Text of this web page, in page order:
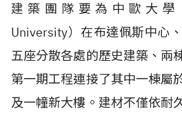
建築團隊要為中歐大學
University）在布達佩斯中心
五座分散各處的歷史建築、兩
第一期工程連接了其中一棟屬
及一幢新大樓。建材不僅依耐